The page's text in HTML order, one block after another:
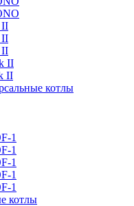
II
II
II
II
II
котлы
1
1
1
1
1
котлы